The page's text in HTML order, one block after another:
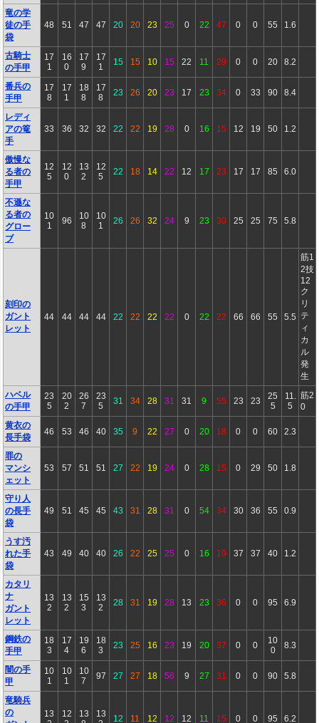
竜の学
徒の手
袋
48 51 47 47 20 20 23 25 0 22 47 0 0 55 1.6
古騎士
の手甲
17
1
16
0
17
9
17
1
15 15 10 15 22 11 29 0 0 20 8.2
番兵の
手甲
17
8
17
1
18
8
17
8
23 26 20 23 17 23 34 0 33 90 8.4
レディ
アの篭
手
33 36 32 32 22 22 19 28 0 16 15 12 19 50 1.2
傲慢な
る者の
手甲
12
5
12
0
13
2
12
5
22 18 14 22 12 17 23 17 17 85 6.0
不遜な
る者の
グロー
ブ
10
1
96
10
8
10
1
26 26 32 24 9 23 30 25 25 75 5.8
刻印の
ガント
レット
44 44 44 44 22 22 22 22 0 22 22 66 66 55 5.5
筋1
2技
12
ク
リ
テ
ィ
カ
ル
発
生
ハベル
の手甲
23
5
20
2
26
7
23
5
31 34 28 31 31 9 55 23 23
25
5
11.
5
筋2
0
黄衣の
長手袋
46 53 46 40 35 9 22 27 0 20 18 0 0 60 2.3
罪の
マンシ
ェット
53 57 51 51 27 22 19 24 0 28 15 0 29 50 1.8
守り人
の長手
袋
49 51 45 45 43 31 28 31 0 54 34 30 36 55 0.9
うす汚
れた手
袋
43 49 40 40 26 22 25 25 0 16 19 37 37 40 1.2
カタリ
ナ
ガント
レット
13
2
13
2
15
3
13
2
28 31 19 28 13 23 36 0 0 95 6.9
鋼鉄の
手甲
18
3
17
4
19
6
18
3
23 25 16 23 19 20 37 0 0
10
0
8.3
闇の手
甲
10
1
10
1
10
7
97 27 27 18 56 9 27 31 0 0 90 5.8
竜騎兵
の
13
12
13
13
12 11 12 12 12 11 15 0 0 95 6.2